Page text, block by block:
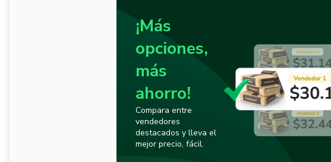
¡Más
opciones,
más
ahorro!
Compara entre
vendedores
destacados y lleva el
mejor precio, fácil.